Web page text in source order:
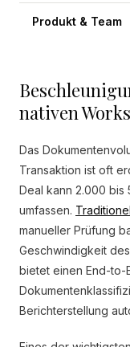
Produkt & Team
nativen
Das
Transaktion ist oft
Deal kann 2.000 bis
umfassen.
manueller Prüfung
Geschwindigkeit
bietet einen End-to-
Berichterstellung